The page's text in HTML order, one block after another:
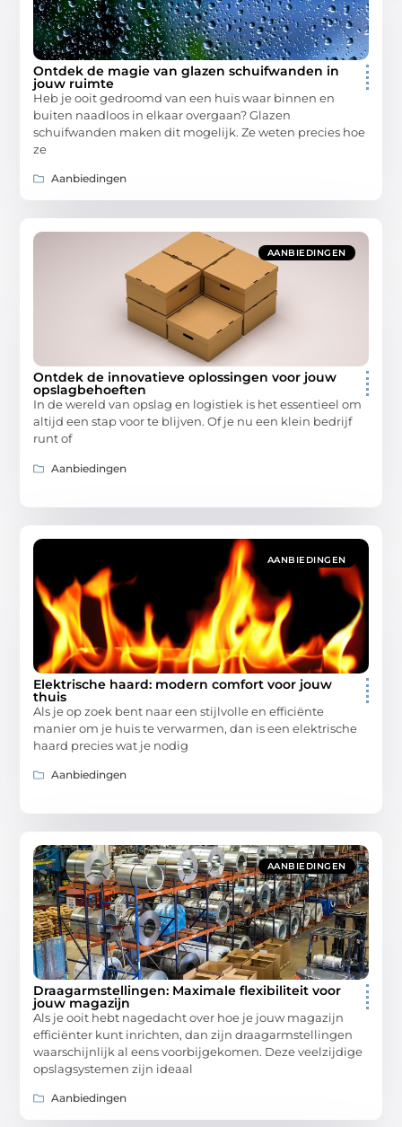
Ontdek de magie van glazen schuifwanden in
jouw ruimte
Heb je ooit gedroomd van een huis waar binnen en
buiten naadloos in elkaar overgaan? Glazen
schuifwanden maken dit mogelijk. Ze weten precies hoe
ze
Aanbiedingen
AANBIEDINGEN
Ontdek de innovatieve oplossingen voor jouw
opslagbehoeften
In de wereld van opslag en logistiek is het essentieel om
altijd een stap voor te blijven. Of je nu een klein bedrijf
runt of
Aanbiedingen
AANBIEDINGEN
Elektrische haard: modern comfort voor jouw
thuis
Als je op zoek bent naar een stijlvolle en efficiënte
manier om je huis te verwarmen, dan is een elektrische
haard precies wat je nodig
Aanbiedingen
AANBIEDINGEN
Draagarmstellingen: Maximale flexibiliteit voor
jouw magazijn
Als je ooit hebt nagedacht over hoe je jouw magazijn
efficiënter kunt inrichten, dan zijn draagarmstellingen
waarschijnlijk al eens voorbijgekomen. Deze veelzijdige
opslagsystemen zijn ideaal
Aanbiedingen